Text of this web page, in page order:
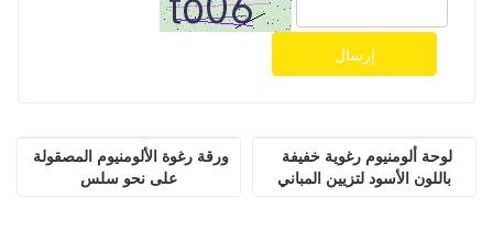
إرسال
على نحو سلس
باللون الأسود لتزيين المباني